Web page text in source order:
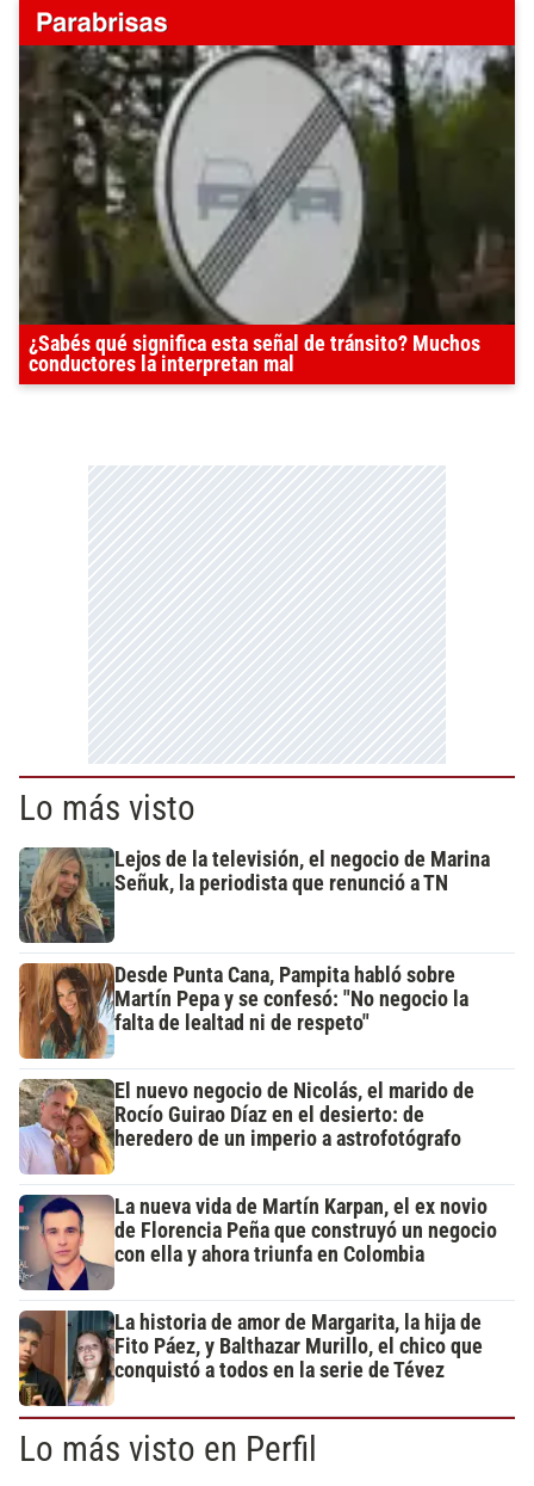
¿Sabés qué significa esta señal de tránsito? Muchos
conductores la interpretan mal
Lo más visto
Lejos de la televisión, el negocio de Marina
Señuk, la periodista que renunció a TN
Desde Punta Cana, Pampita habló sobre
Martín Pepa y se confesó: "No negocio la
falta de lealtad ni de respeto"
El nuevo negocio de Nicolás, el marido de
Rocío Guirao Díaz en el desierto: de
heredero de un imperio a astrofotógrafo
La nueva vida de Martín Karpan, el ex novio
de Florencia Peña que construyó un negocio
con ella y ahora triunfa en Colombia
La historia de amor de Margarita, la hija de
Fito Páez, y Balthazar Murillo, el chico que
conquistó a todos en la serie de Tévez
Lo más visto en Perfil